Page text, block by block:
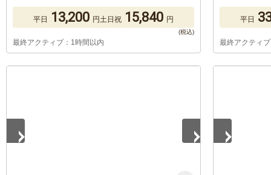
平日 13,200 円土日祝 15,840 円
最終アクティブ：1時間以内
平日
最終アクティ